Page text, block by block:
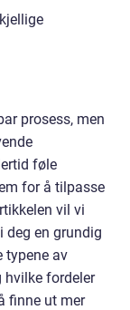
prosess, men
føle
for å tilpasse
vil vi
deg en grundig
typene av
hvilke fordeler
finne ut mer